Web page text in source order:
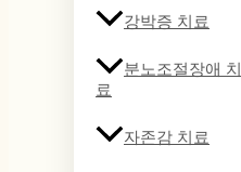
강박증 치료
분노조절장애 치
료
자존감 치료